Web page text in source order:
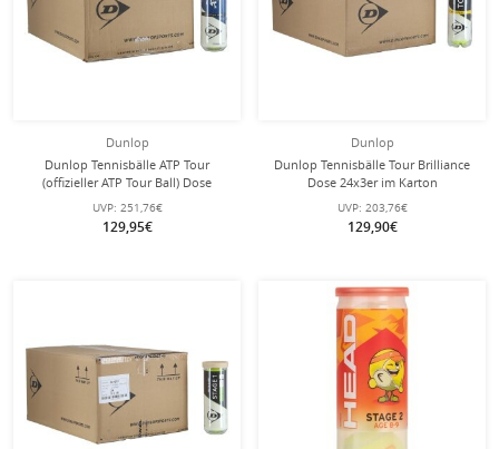
Dunlop
Dunlop Tennisbälle ATP Tour
(offizieller ATP Tour Ball) Dose
24x3er im Karton
UVP: 251,76€
129,95€
Dunlop
Dunlop Tennisbälle Tour Brilliance
Dose 24x3er im Karton
UVP: 203,76€
129,90€